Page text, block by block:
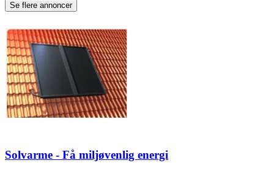
Se flere annoncer
Solvarme - Få miljøvenlig energi